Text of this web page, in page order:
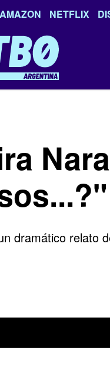
AMAZON NETFLIX
dramático relato